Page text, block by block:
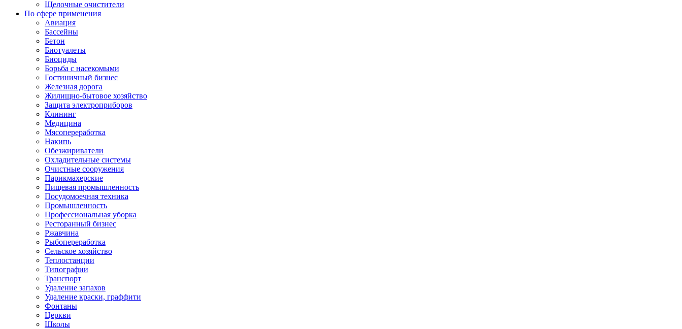
Щелочные очистители
По сфере применения
Авиация
Бассейны
Бетон
Биотуалеты
Биоциды
Борьба с насекомыми
Гостиничный бизнес
Железная дорога
Жилищно-бытовое хозяйство
Защита электроприборов
Клининг
Медицина
Мясопереработка
Накипь
Обезжириватели
Охладительные системы
Очистные сооружения
Парикмахерские
Пищевая промышленность
Посудомоечная техника
Промышленность
Профессиональная уборка
Ресторанный бизнес
Ржавчина
Рыбопереработка
Сельское хозяйство
Теплостанции
Типографии
Транспорт
Удаление запахов
Удаление краски, граффити
Фонтаны
Церкви
Школы